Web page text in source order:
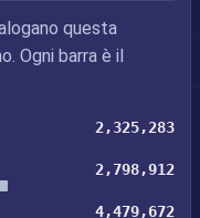
questa
Ogni barra è il
2,325,283
2,798,912
4,479,672